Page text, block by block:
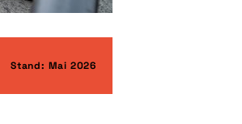
Stand: Mai 2026